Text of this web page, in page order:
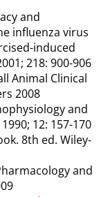
and
influenza virus
induced
218: 900-906
Animal Clinical
2008
and
12: 157-170
8th ed. Wiley-
and